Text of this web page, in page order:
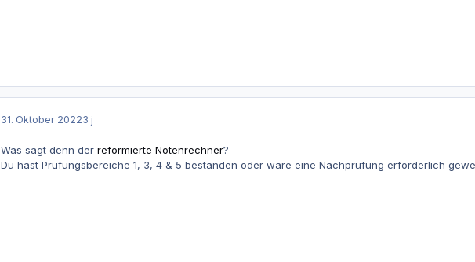
31. Oktober 20223 j
Was sagt denn der reformierte Notenrechner?
Du hast Prüfungsbereiche 1, 3, 4 & 5 bestanden oder wäre eine Nachprüfung erforderlich